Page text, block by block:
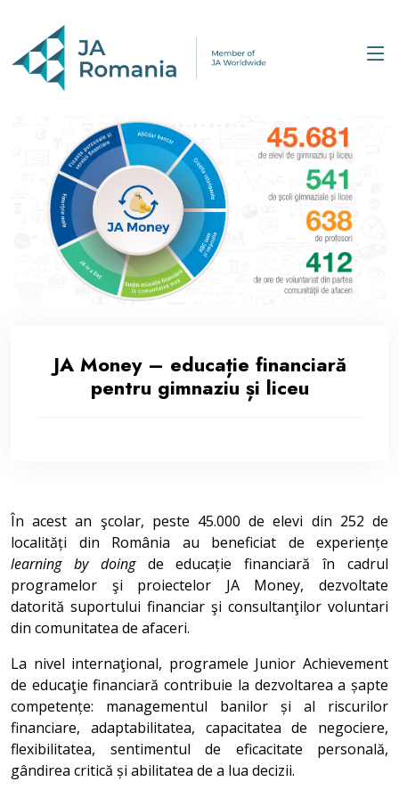
JA Money – educație financiară
pentru gimnaziu și liceu
În acest an şcolar, peste 45.000 de elevi din 252 de
localități din România au beneficiat de experiențe
learning by doingde educație financiară în cadrul
programelor şi proiectelor JA Money, dezvoltate
datorită suportului financiar şi consultanţilor voluntari
din comunitatea de afaceri.
La nivel internaţional, programele Junior Achievement
de educaţie financiară contribuie la dezvoltarea a șapte
competențe: managementul banilor și al riscurilor
financiare, adaptabilitatea, capacitatea de negociere,
flexibilitatea, sentimentul de eficacitate personală,
gândirea critică și abilitatea de a lua decizii.